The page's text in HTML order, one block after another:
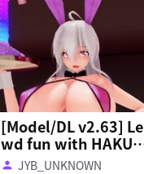
[Model/DL v2.63] Le
wd fun with HAKU i
n a bunny suit
person JYB_UNKNOWN